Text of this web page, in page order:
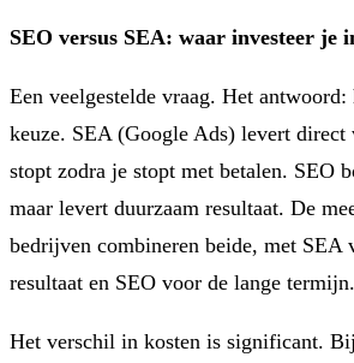
SEO versus SEA: waar investeer je
Een veelgestelde vraag. Het
keuze. SEA (Google Ads) levert direct
stopt zodra je stopt met betalen. SEO
maar levert duurzaam resultaat. De
bedrijven combineren beide, met SEA
resultaat en SEO voor de lange termijn.
Het verschil in kosten is significant.